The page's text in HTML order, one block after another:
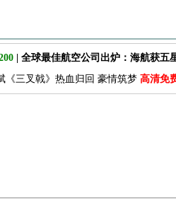
| 全球最佳航空公司出炉：海航获五
《三叉戟》热血归回 豪情筑梦 高清免